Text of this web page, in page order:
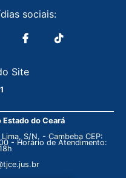
sociais:
Site
do Ceará
S/N. - Cambeba CEP:
- Horário de Atendimento: